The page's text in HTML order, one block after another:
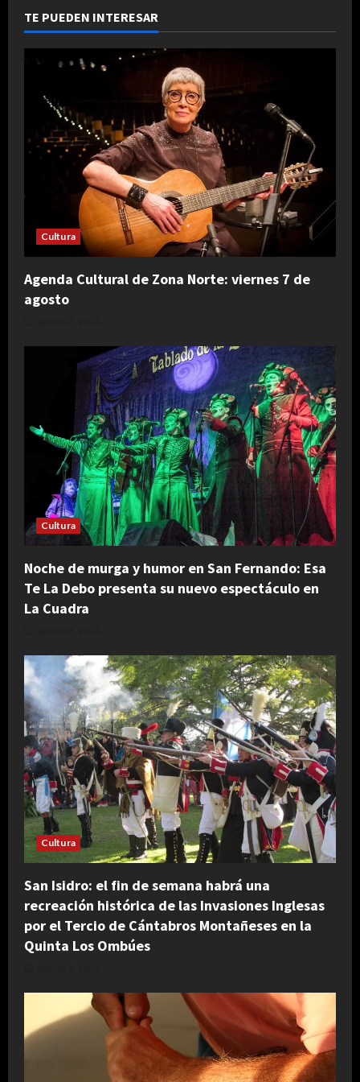
Rodríguez:
cuándo
y
dónde
será
TE PUEDEN INTERESAR
Cultura
Agenda Cultural de Zona Norte: viernes 7 de
agosto
Cultura
Noche de murga y humor en San Fernando: Esa
Te La Debo presenta su nuevo espectáculo en
La Cuadra
Cultura
San Isidro: el fin de semana habrá una
recreación histórica de las Invasiones Inglesas
por el Tercio de Cántabros Montañeses en la
Quinta Los Ombúes